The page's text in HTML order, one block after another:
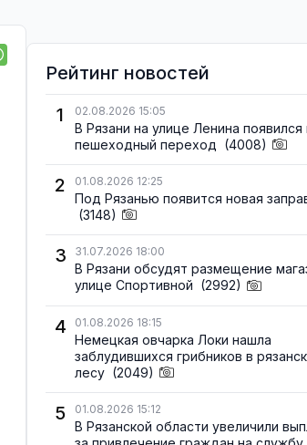
Рейтинг новостей
1
02.08.2026 15:05
В Рязани на улице Ленина появился
пешеходный переход (4008)
2 01.08.2026 12:25
Под Рязанью появится новая
(3148)
3 31.07.2026 18:00
В Рязани обсудят размещение
улице Спортивной (2992)
4 01.08.2026 18:15
Немецкая овчарка Локи нашла
заблудившихся грибников в
лесу (2049)
5 01.08.2026 15:12
В Рязанской области увеличили